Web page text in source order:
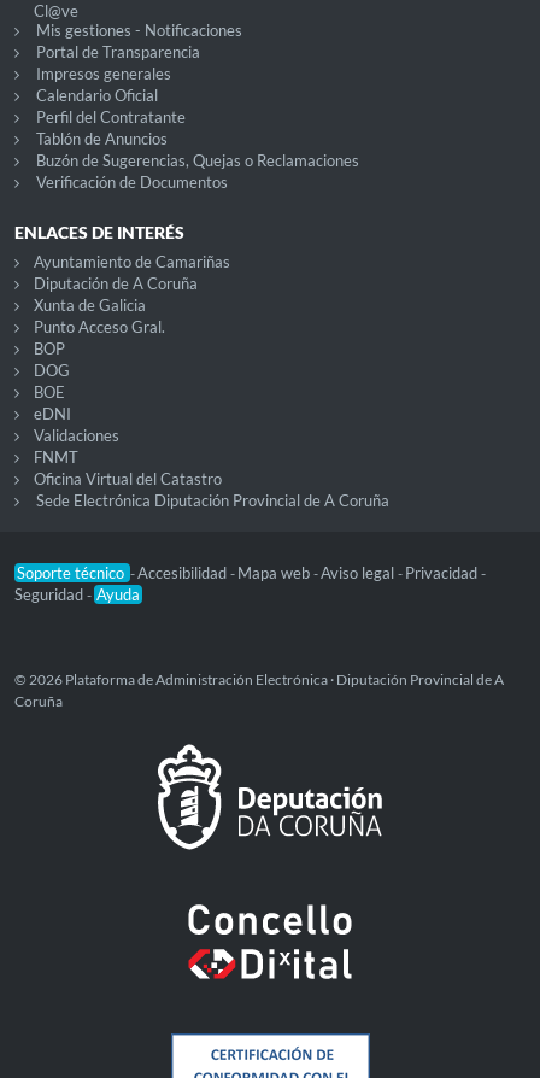
Cl@ve
Mis gestiones - Notificaciones
Portal de Transparencia
Impresos generales
Calendario Oficial
Perfil del Contratante
Tablón de Anuncios
Buzón de Sugerencias, Quejas o Reclamaciones
Verificación de Documentos
ENLACES DE INTERÉS
Ayuntamiento de Camariñas
Diputación de A Coruña
Xunta de Galicia
Punto Acceso Gral.
BOP
DOG
BOE
eDNI
Validaciones
FNMT
Oficina Virtual del Catastro
Sede Electrónica Diputación Provincial de A Coruña
Soporte técnico -Accesibilidad - Mapa web -Aviso legal - Privacidad -
Seguridad - Ayuda
© 2026 Plataforma de Administración Electrónica · Diputación Provincial de A
Coruña